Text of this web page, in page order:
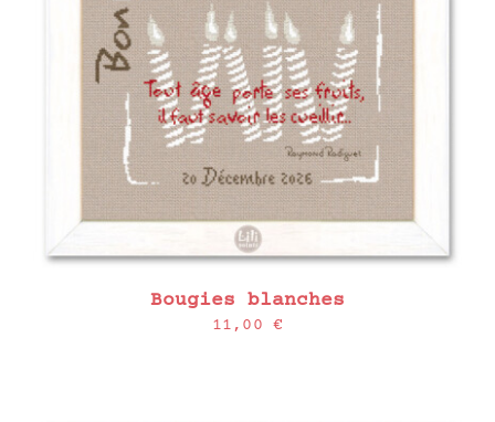
Bougies blanches
11,00€